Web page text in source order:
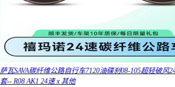
萨瓦SAVA碳纤维公路自行车7120油碟刹08-105超轻破风
套-- R08 AK1 24速 x 其他